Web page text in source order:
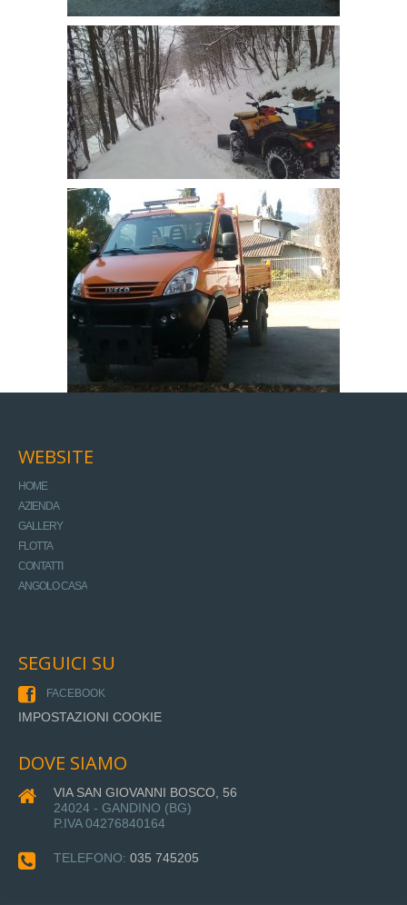
WEBSITE
HOME
AZIENDA
GALLERY
FLOTTA
CONTATTI
ANGOLO CASA
SEGUICI SU
FACEBOOK
IMPOSTAZIONI COOKIE
DOVE SIAMO
VIA SAN GIOVANNI BOSCO, 56
24024 - GANDINO (BG)
P.IVA 04276840164
TELEFONO: 035 745205